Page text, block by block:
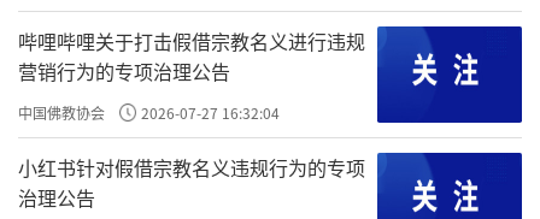
越春秋》和《越绝书》记载，距今两千多年前
的春秋时期，吴王夫差率兵攻打越国，俘虏了
越王勾践，为取信夫差，勾践将美貌才女西施
献给了吴王。越国美女西施来到吴国后，深得
吴王夫差宠爱，吴王志得意满，用越国进贡的
哔哩哔哩关于打击假借宗教名义进行违规
营销行为的专项治理公告
中国佛教协会 2026-07-27 16:32:04
小红书针对假借宗教名义违规行为的专项
治理公告